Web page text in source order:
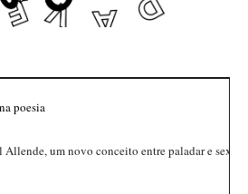
poesia
um novo conceito entre paladar e sexo